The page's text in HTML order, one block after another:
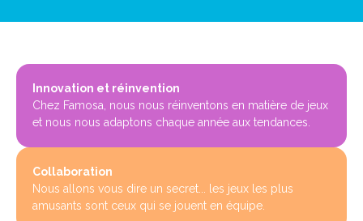
Innovation et réinvention
Chez Famosa, nous nous réinventons en matière de jeux
et nous nous adaptons chaque année aux tendances.
Collaboration
Nous allons vous dire un secret... les jeux les plus
amusants sont ceux qui se jouent en équipe.